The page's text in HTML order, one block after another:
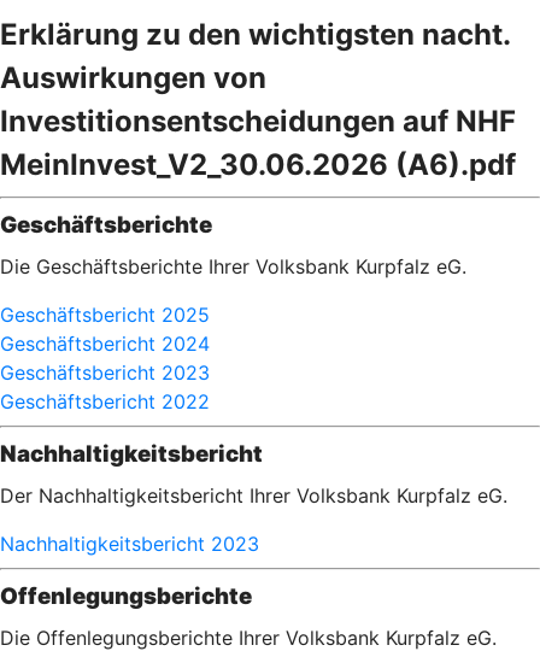
Erklärung zu den wichtigsten nacht.
Auswirkungen von
Investitionsentscheidungen auf NHF
MeinInvest_V2_30.06.2026 (A6).pdf
Geschäftsberichte
Die Geschäftsberichte Ihrer Volksbank Kurpfalz eG.
Geschäftsbericht 2025
Geschäftsbericht 2024
Geschäftsbericht 2023
Geschäftsbericht 2022
Nachhaltigkeitsbericht
Der Nachhaltigkeitsbericht Ihrer Volksbank Kurpfalz eG.
Nachhaltigkeitsbericht 2023
Offenlegungsberichte
Die Offenlegungsberichte Ihrer Volksbank Kurpfalz eG.